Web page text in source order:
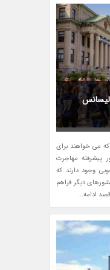
لیسانس
می خواهند برای
پیشرفته مهاجرت
وجود دارند که
دیگر فراهم
ادامه...